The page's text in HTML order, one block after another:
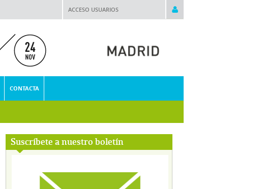
ACCESO USUARIOS
CONTACTA
Suscríbete a nuestro boletín